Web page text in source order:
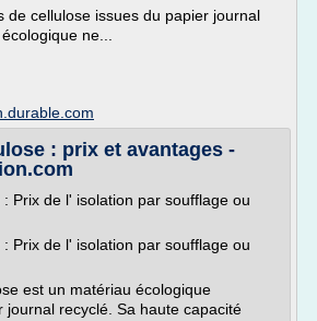
de cellulose issues du papier journal
ne...
: prix et avantages -
Prix de l' isolation par soufflage ou
Prix de l' isolation par soufflage ou
est un matériau écologique
journal recyclé. Sa haute capacité